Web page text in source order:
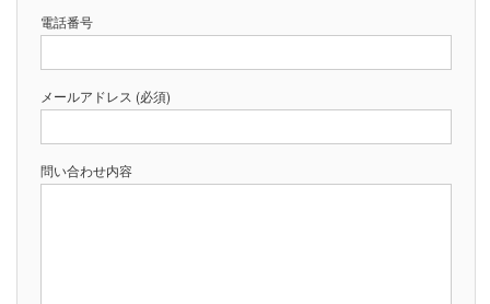
電話番号
メールアドレス (必須)
問い合わせ内容